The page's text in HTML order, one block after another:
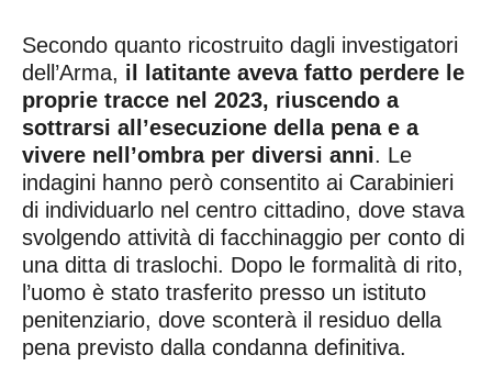
Secondo quanto ricostruito dagli investigatori
dell’Arma, il latitante aveva fatto perdere le
proprie tracce nel 2023, riuscendo a
sottrarsi all’esecuzione della pena e a
vivere nell’ombra per diversi anni. Le
indagini hanno però consentito ai Carabinieri
di individuarlo nel centro cittadino, dove stava
svolgendo attività di facchinaggio per conto di
una ditta di traslochi. Dopo le formalità di rito,
l’uomo è stato trasferito presso un istituto
penitenziario, dove sconterà il residuo della
pena previsto dalla condanna definitiva.